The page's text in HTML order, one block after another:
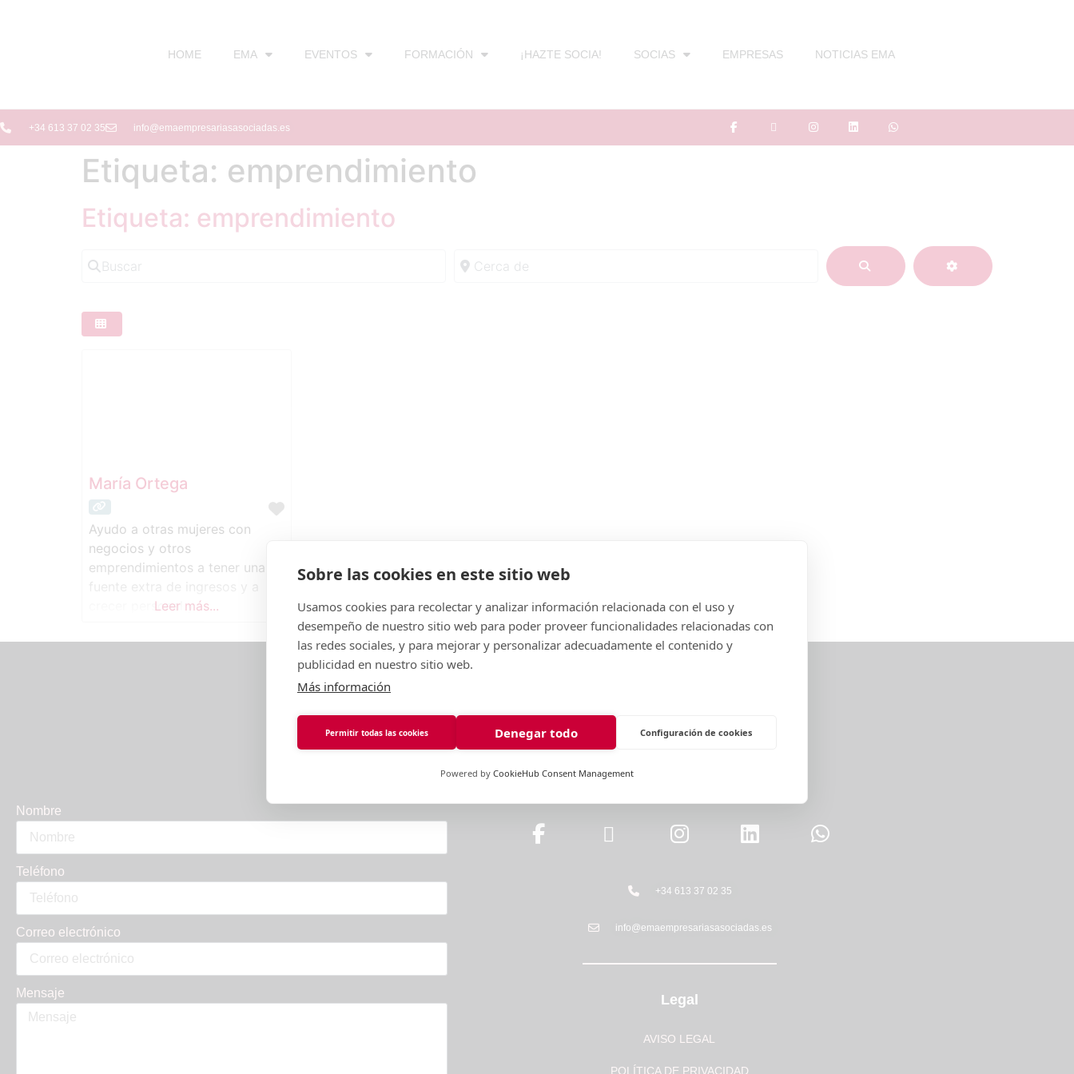
HOME EMA EVENTOS FORMACIÓN ¡HAZTE SOCIA! SOCIAS EMPRESAS NOTICIAS EMA
+34 613 37 02 35 info@emaempresariasasociadas.es
Etiqueta: emprendimiento
Etiqueta: emprendimiento
BUSCAR ADVANCED
María Ortega
Ayudo a otras mujeres con
negocios y otros
emprendimientos a tener una
fuente extra de ingresos y a
crecer personal y
embajadoras de la marca
Leer más...
Estamos en contacto:
Nombre
Teléfono
Correo electrónico
Mensaje
+34 613 37 02 35
info@emaempresariasasociadas.es
Legal
AVISO LEGAL
POLÍTICA DE PRIVACIDAD
Sobre las cookies en este sitio web
Usamos cookies para recolectar y analizar información relacionada con el uso y
desempeño de nuestro sitio web para poder proveer funcionalidades relacionadas con
las redes sociales, y para mejorar y personalizar adecuadamente el contenido y
publicidad en nuestro sitio web.
Más información
Permitir todas las cookies Denegar todo Configuración de cookies
Powered by CookieHub Consent Management